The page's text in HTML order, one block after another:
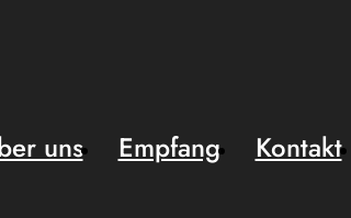
uns Empfang Kontakt